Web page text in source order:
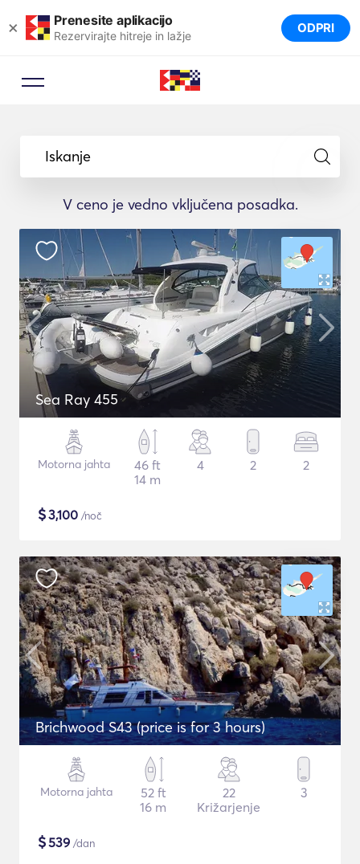
× Prenesite aplikacijo
Rezervirajte hitreje in lažje ODPRI
Iskanje
V ceno je vedno vključena posadka.
Sea Ray 455
Motorna jahta
46 ft
14 m
4 2 2
$3,100 /noč
Brichwood S43 (price is for 3 hours)
Motorna jahta
52 ft
16 m
22
Križarjenje
3
$539 /dan